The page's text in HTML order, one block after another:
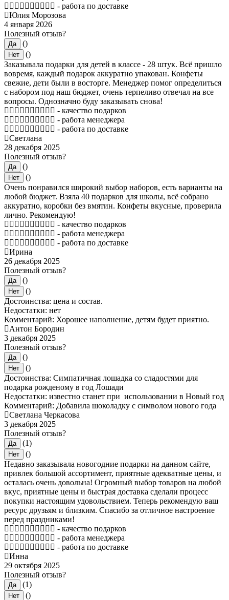
- работа по доставке
Юлия Морозова
4 января 2026
Полезный отзыв?
Да ()
Нет
()
Заказывала подарки для детей в классе - 28 штук. Всё пришло
вовремя, каждый подарок аккуратно упакован. Конфеты
свежие, дети были в восторге. Менеджер помог определиться
с набором под наш бюджет, очень терпеливо отвечал на все
вопросы. Однозначно буду заказывать снова!
- качество подарков
- работа менеджера
- работа по доставке
Светлана
28 декабря 2025
Полезный отзыв?
Да ()
Нет
()
Очень понравился широкий выбор наборов, есть варианты на
любой бюджет. Взяла 40 подарков для школы, всё собрано
аккуратно, коробки без вмятин. Конфеты вкусные, проверила
лично. Рекомендую!
- качество подарков
- работа менеджера
- работа по доставке
Ирина
26 декабря 2025
Полезный отзыв?
Да ()
Нет
()
Достоинства: цена и состав.
Недостатки: нет
Комментарий: Хорошее наполнение, детям будет приятно.
Антон Бородин
3 декабря 2025
Полезный отзыв?
Да ()
Нет
()
Достоинства: Симпатичная лошадка со сладостями для
подарка рожденому в год Лошади
Недостатки: известно станет при использовании в Новый год
Комментарий: Добавила шоколадку с символом нового года
Светлана Черкасова
3 декабря 2025
Полезный отзыв?
Да (1)
Нет
()
Недавно заказывала новогодние подарки на данном сайте,
привлек большой ассортимент, приятные адекватные цены, и
осталась очень довольна! Огромный выбор товаров на любой
вкус, приятные цены и быстрая доставка сделали процесс
покупки настоящим удовольствием. Теперь рекомендую ваш
ресурс друзьям и близким. Спасибо за отличное настроение
перед праздниками!
- качество подарков
- работа менеджера
- работа по доставке
Инна
29 октября 2025
Полезный отзыв?
Да (1)
Нет
()